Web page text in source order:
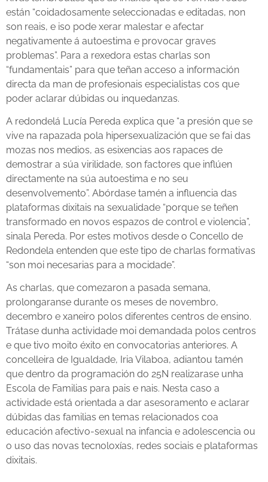
están “coidadosamente seleccionadas e editadas, non
son reais, e iso pode xerar malestar e afectar
negativamente á autoestima e provocar graves
problemas”. Para a rexedora estas charlas son
“fundamentais” para que teñan acceso a información
directa da man de profesionais especialistas cos que
poder aclarar dúbidas ou inquedanzas.
A redondelá Lucía Pereda explica que “a presión que se
vive na rapazada pola hipersexualización que se fai das
mozas nos medios, as esixencias aos rapaces de
demostrar a súa virilidade, son factores que inflúen
directamente na súa autoestima e no seu
desenvolvemento”. Abórdase tamén a influencia das
plataformas dixitais na sexualidade “porque se teñen
transformado en novos espazos de control e violencia”,
sinala Pereda. Por estes motivos desde o Concello de
Redondela entenden que este tipo de charlas formativas
“son moi necesarias para a mocidade”.
As charlas, que comezaron a pasada semana,
prolongaranse durante os meses de novembro,
decembro e xaneiro polos diferentes centros de ensino.
Trátase dunha actividade moi demandada polos centros
e que tivo moito éxito en convocatorias anteriores. A
concelleira de Igualdade, Iria Vilaboa, adiantou tamén
que dentro da programación do 25N realizarase unha
Escola de Familias para pais e nais. Nesta caso a
actividade está orientada a dar asesoramento e aclarar
dúbidas das familias en temas relacionados coa
educación afectivo-sexual na infancia e adolescencia ou
o uso das novas tecnoloxías, redes sociais e plataformas
dixitais.